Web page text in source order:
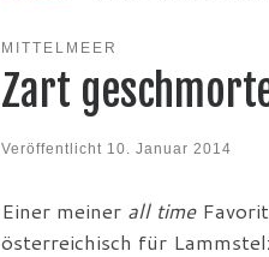
MITTELMEER
Zart
Veröffentlicht 10. Januar 2014
Einer meiner all time
österreichisch für